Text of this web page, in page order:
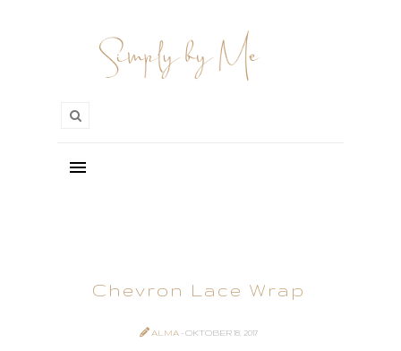
Chevron Lace Wrap
ALMA - OKTOBER 18, 2017